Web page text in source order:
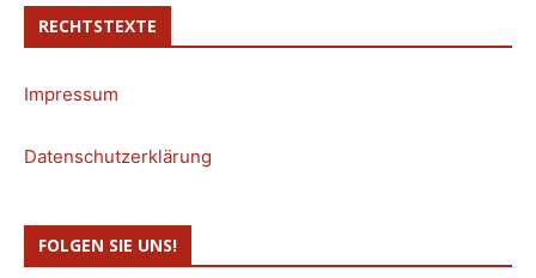
RECHTSTEXTE
Impressum
Datenschutzerklärung
FOLGEN SIE UNS!